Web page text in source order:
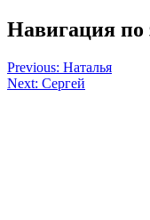
Навигация по
Previous: Наталья
Next: Сергей